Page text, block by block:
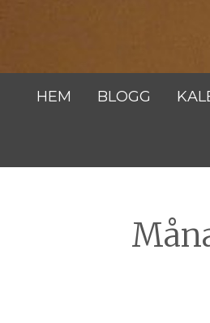
HEM BLOGG